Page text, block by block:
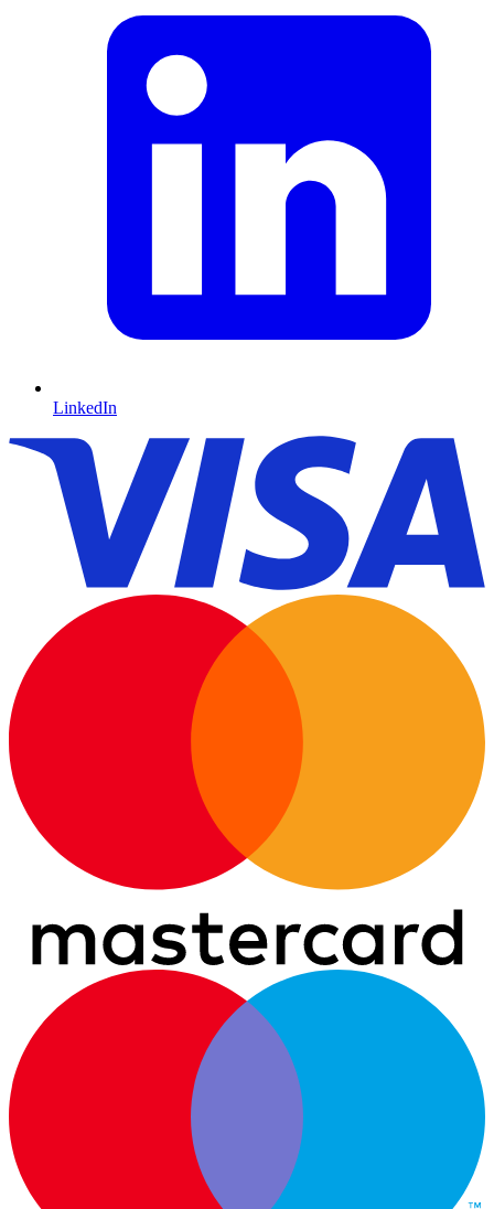
LinkedIn